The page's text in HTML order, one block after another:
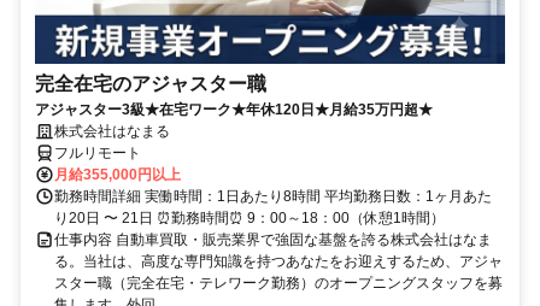
完全在宅のアジャスター職
アジャスター3級★在宅ワーク★年休120日★月給35万円超★
株式会社はなまる
フルリモート
月給355,000円以上
勤務時間詳細 実働時間：1日あたり8時間 平均勤務日数：1ヶ月あた
り20日 〜 21日 ⏰勤務時間⏰ 9：00～18：00（休憩1時間）
仕事内容 自動車買取・販売業界で強固な基盤を誇る株式会社はなま
る。当社は、高度な専門知識を持つあなたをお迎えするため、アジャ
スター職（完全在宅・テレワーク勤務）のオープニングスタッフを募